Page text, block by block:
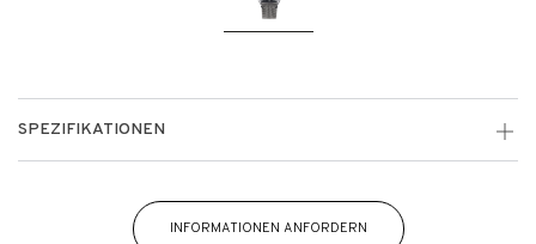
SPEZIFIKATIONEN
INFORMATIONEN ANFORDERN